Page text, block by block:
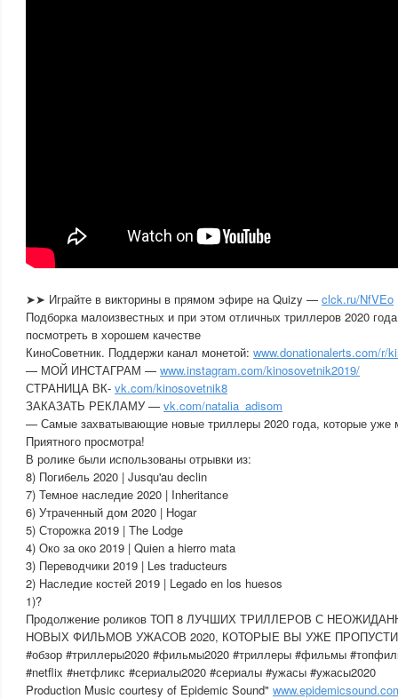
➤➤ Играйте в викторины в прямом эфире на Quizy — clck.ru/NfVEo
Подборка малоизвестных и при этом отличных триллеров 2020
посмотреть в хорошем качестве
КиноСоветник. Поддержи канал монетой: www.donationalerts.com/r/
— МОЙ ИНСТАГРАМ — www.instagram.com/kinosovetnik2019/
СТРАНИЦА ВК- vk.com/kinosovetnik8
ЗАКАЗАТЬ РЕКЛАМУ — vk.com/natalia_adisom
— Самые захватывающие новые триллеры 2020 года, которые уже
Приятного просмотра!
В ролике были использованы отрывки из:
8) Погибель 2020 | Jusqu'au declin
7) Темное наследие 2020 | Inheritance
6) Утраченный дом 2020 | Hogar
5) Сторожка 2019 | The Lodge
4) Око за око 2019 | Quien a hierro mata
3) Переводчики 2019 | Les traducteurs
2) Наследие костей 2019 | Legado en los huesos
1)?
Продолжение роликов ТОП 8 ЛУЧШИХ ТРИЛЛЕРОВ С
НОВЫХ ФИЛЬМОВ УЖАСОВ 2020, КОТОРЫЕ ВЫ УЖЕ
#обзор #триллеры2020 #фильмы2020 #триллеры #фильмы
#netflix #нетфликс #сериалы2020 #сериалы #ужасы #ужасы2020
Production Music courtesy of Epidemic Sound"